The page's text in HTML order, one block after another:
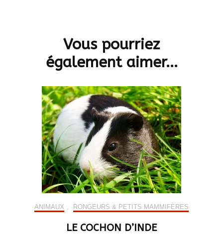
Vous pourriez
également aimer...
ANIMAUX RONGEURS & PETITS MAMMIFÈRES
LE COCHON D’INDE